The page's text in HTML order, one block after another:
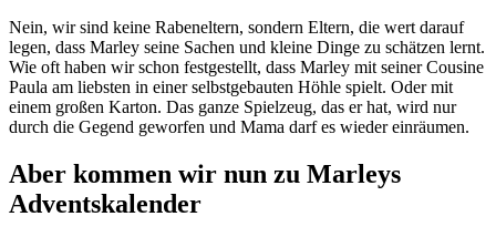
Nein, wir sind keine Rabeneltern, sondern Eltern, die wert darauf
legen, dass Marley seine Sachen und kleine Dinge zu schätzen lernt.
Wie oft haben wir schon festgestellt, dass Marley mit seiner Cousine
Paula am liebsten in einer selbstgebauten Höhle spielt. Oder mit
einem großen Karton. Das ganze Spielzeug, das er hat, wird nur
durch die Gegend geworfen und Mama darf es wieder einräumen.
Aber kommen wir nun zu Marleys
Adventskalender